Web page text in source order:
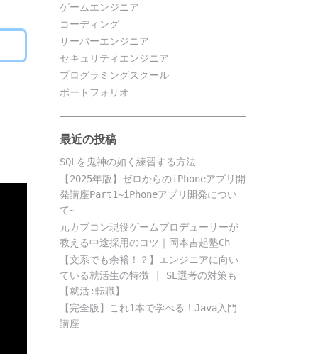
ゲームエンジニア
コーディング
サーバーエンジニア
セキュリティエンジニア
プログラミングスクール
ポートフォリオ
最近の投稿
SQLを鬼神の如く練習する方法
【2025年版】ゼロからのiPhoneアプリ開
発講座Part1~iPhoneアプリ開発につい
て~
元カプコン現役ゲームプロデューサーが
教える中途採用のコツ｜岡本吉起塾Ch
【文系でも余裕！？】エンジニアに向い
ている就活生の特徴 | SE選考の対策も
【就活:転職】
【完全版】これ1本で学べる！Java入門
講座